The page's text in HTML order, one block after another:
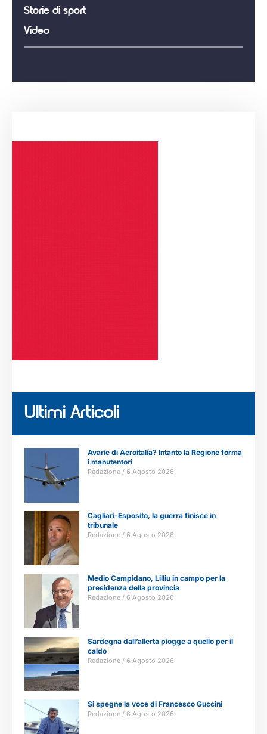
Storie di sport
Video
Ultimi Articoli
Avarie di Aeroitalia? Intanto la Regione forma
i manutentori
Redazione 6 Agosto 2026
Cagliari-Esposito, la guerra finisce in
tribunale
Redazione 6 Agosto 2026
Medio Campidano, Lilliu in campo per la
presidenza della provincia
Redazione 6 Agosto 2026
Sardegna dall’allerta piogge a quello per il
caldo
Redazione 6 Agosto 2026
Si spegne la voce di Francesco Guccini
Redazione 6 Agosto 2026